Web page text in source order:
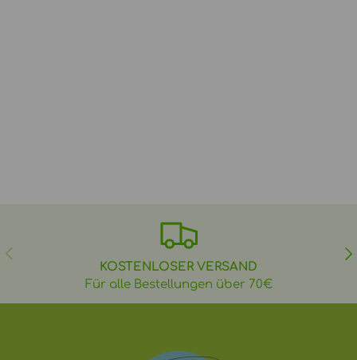
VORHERIGE
KOSTENLOSER VERSAND
Für alle Bestellungen über 70€